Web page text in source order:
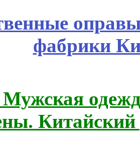
фабрики